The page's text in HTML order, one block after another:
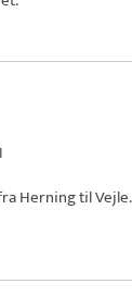
Herning til Vejle.